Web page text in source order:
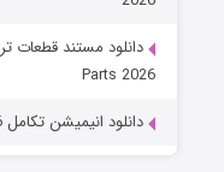
Parts 2026
دانلود انیمیشن تکامل Evolution 2026